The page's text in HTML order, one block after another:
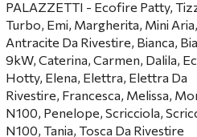
PALAZZETTI - Ecofire Patty,
Turbo, Emi, Margherita, Mini
Antracite Da Rivestire, Bianca,
9kW, Caterina, Carmen, Dalila,
Hotty, Elena, Elettra, Elettra Da
Rivestire, Francesca, Melissa,
N100, Penelope, Scricciola,
N100, Tania, Tosca Da Rivestire